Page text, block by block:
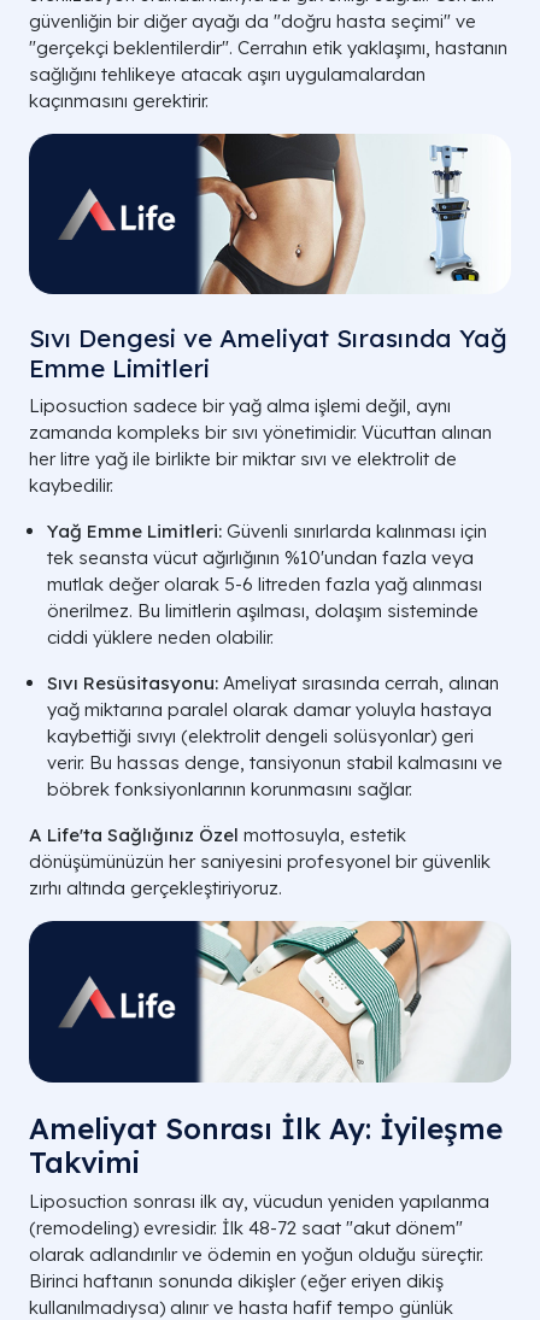
güvenliğin bir diğer ayağı da "doğru hasta seçimi" ve
"gerçekçi beklentilerdir". Cerrahın etik yaklaşımı, hastanın
sağlığını tehlikeye atacak aşırı uygulamalardan
kaçınmasını gerektirir.
Sıvı Dengesi ve Ameliyat Sırasında Yağ
Emme Limitleri
Liposuction sadece bir yağ alma işlemi değil, aynı
zamanda kompleks bir sıvı yönetimidir. Vücuttan alınan
her litre yağ ile birlikte bir miktar sıvı ve elektrolit de
kaybedilir.
Yağ Emme Limitleri: Güvenli sınırlarda kalınması için
tek seansta vücut ağırlığının %10'undan fazla veya
mutlak değer olarak 5-6 litreden fazla yağ alınması
önerilmez. Bu limitlerin aşılması, dolaşım sisteminde
ciddi yüklere neden olabilir.
Sıvı Resüsitasyonu: Ameliyat sırasında cerrah, alınan
yağ miktarına paralel olarak damar yoluyla hastaya
kaybettiği sıvıyı (elektrolit dengeli solüsyonlar) geri
verir. Bu hassas denge, tansiyonun stabil kalmasını ve
böbrek fonksiyonlarının korunmasını sağlar.
A Life'ta Sağlığınız Özel mottosuyla, estetik
dönüşümünüzün her saniyesini profesyonel bir güvenlik
zırhı altında gerçekleştiriyoruz.
Ameliyat Sonrası İlk Ay: İyileşme
Takvimi
Liposuction sonrası ilk ay, vücudun yeniden yapılanma
(remodeling) evresidir. İlk 48-72 saat "akut dönem"
olarak adlandırılır ve ödemin en yoğun olduğu süreçtir.
Birinci haftanın sonunda dikişler (eğer eriyen dikiş
kullanılmadıysa) alınır ve hasta hafif tempo günlük